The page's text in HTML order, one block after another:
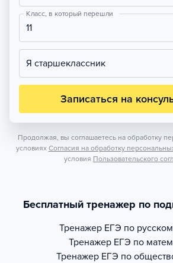
Класс, в который перешли
11
Я старшеклассник
Записаться на
Продолжая, вы соглашаетесь на обработку
условиях Согласия на обработку
условия Пользовательского
Бесплатный тренажер по
Тренажер ЕГЭ по
Тренажер ЕГЭ по
Тренажер ЕГЭ по